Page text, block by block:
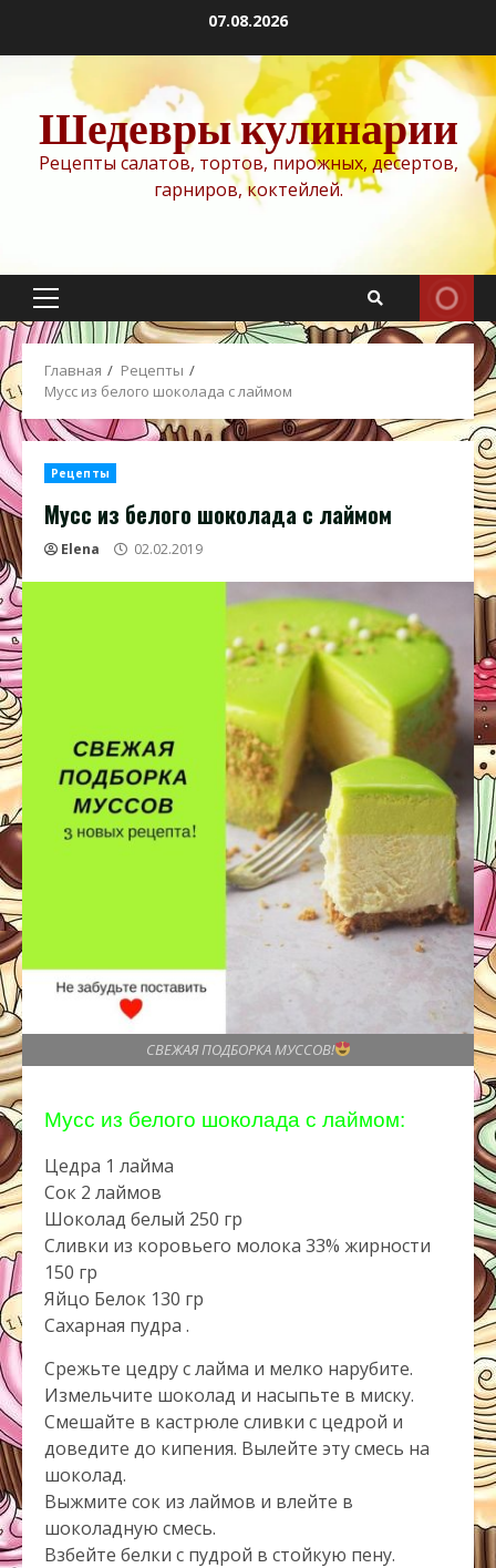
содержимому
07.08.2026
Шедевры кулинарии
Рецепты салатов, тортов, пирожных, десертов,
гарниров, коктейлей.
Основное
меню
Главная
Рецепты
Мусс из белого шоколада с лаймом
Рецепты
Мусс из белого шоколада с лаймом
Elena 02.02.2019
СВЕЖАЯ ПОДБОРКА МУССОВ!
Мусс из белого шоколада с лаймом:
Цедра 1 лайма
Сок 2 лаймов
Шоколад белый 250 гр
Сливки из коровьего молока 33% жирности
150 гр
Яйцо Белок 130 гр
Сахарная пудра .
Срежьте цедру с лайма и мелко нарубите.
Измельчите шоколад и насыпьте в миску.
Смешайте в кастрюле сливки с цедрой и
доведите до кипения. Вылейте эту смесь на
шоколад.
Выжмите сок из лаймов и влейте в
шоколадную смесь.
Взбейте белки с пудрой в стойкую пену.